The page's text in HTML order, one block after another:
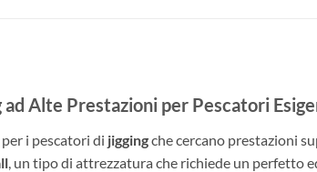
ad Alte Prestazioni per Pescatori
per i pescatori di jiggingche cercano prestazioni
, un tipo di attrezzatura che richiede un perfetto